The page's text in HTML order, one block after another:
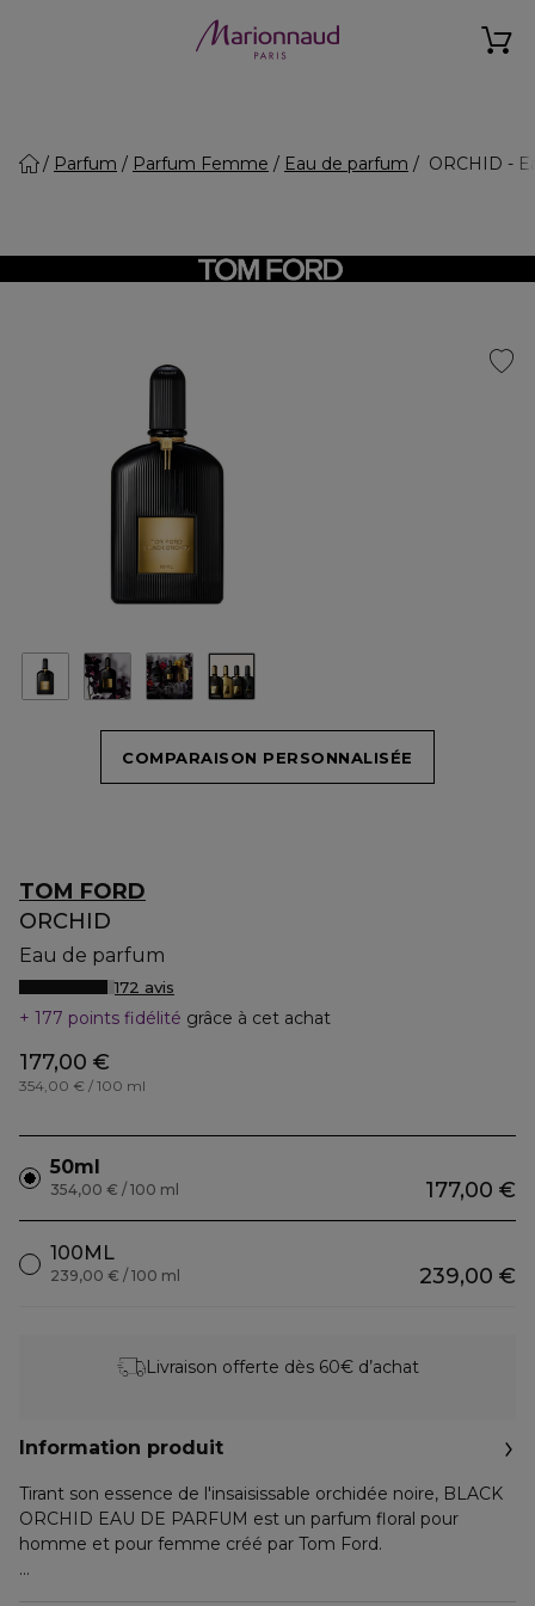
Parfum Parfum Femme Eau de parfum ORCHID -
COMPARAISON PERSONNALISÉE
TOM FORD
ORCHID
Eau de parfum
172 avis
177 points fidélité grâce à cet achat
177,00 €
354,00 € / 100 ml
50ml
177,00 €
354,00 € / 100 ml
100ML
239,00 €
239,00 € / 100 ml
Livraison offerte dès 60€ d’achat
Information produit
Tirant son essence de l'insaisissable orchidée noire, BLACK
ORCHID EAU DE PARFUM est un parfum floral pour
homme et pour femme créé par Tom Ford.